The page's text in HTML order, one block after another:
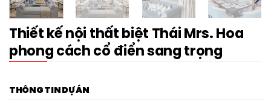
Thiết kế nội thất biệt Thái Mrs. Hoa
phong cách cổ điển sang trọng
THÔNG TIN DỰ ÁN